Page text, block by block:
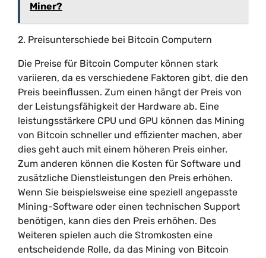
Miner?
2. Preisunterschiede bei Bitcoin Computern
Die Preise für Bitcoin Computer können stark
variieren, da es verschiedene Faktoren gibt, die den
Preis beeinflussen. Zum einen hängt der Preis von
der Leistungsfähigkeit der Hardware ab. Eine
leistungsstärkere CPU und GPU können das Mining
von Bitcoin schneller und effizienter machen, aber
dies geht auch mit einem höheren Preis einher.
Zum anderen können die Kosten für Software und
zusätzliche Dienstleistungen den Preis erhöhen.
Wenn Sie beispielsweise eine speziell angepasste
Mining-Software oder einen technischen Support
benötigen, kann dies den Preis erhöhen. Des
Weiteren spielen auch die Stromkosten eine
entscheidende Rolle, da das Mining von Bitcoin